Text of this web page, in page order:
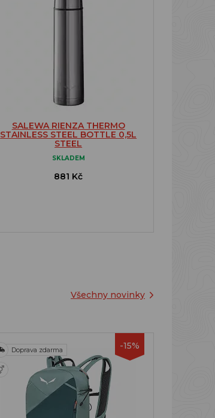
SALEWA RIENZA THERMO
STAINLESS STEEL BOTTLE 0,5L
STEEL
SKLADEM
881 Kč
Všechny novinky
-15%
Doprava zdarma